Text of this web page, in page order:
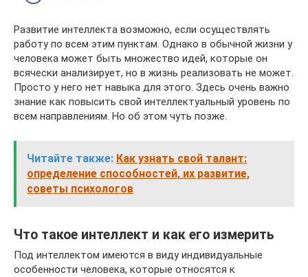
Развитие интеллекта возможно, если осуществлять
работу по всем этим пунктам. Однако в обычной жизни у
человека может быть множество идей, которые он
всячески анализирует, но в жизнь реализовать не может.
Просто у него нет навыка для этого. Здесь очень важно
знание как повысить свой интеллектуальный уровень по
всем направлениям. Но об этом чуть позже.
Читайте также: Как узнать свой талант:
определение способностей, их развитие,
советы психологов
Что такое интеллект и как его измерить
Под интеллектом имеются в виду индивидуальные
особенности человека, которые относятся к